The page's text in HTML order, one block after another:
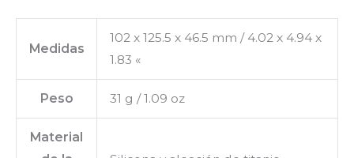
Medidas
102 x 125.5 x 46.5 mm / 4.02 x 4.94 x
1.83 «
Peso 31 g / 1.09 oz
Material